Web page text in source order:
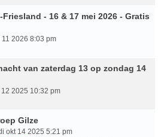
- 16 & 17 mei 2026 - Gratis
11 2026 8:03 pm
van zaterdag 13 op zondag 14
2025 10:32 pm
Gilze
okt 14 2025 5:21 pm